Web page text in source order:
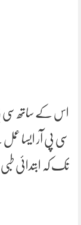
اس کے ساتھ سی
سی پی آر ایسا
تک کہ ابتدائی طبی